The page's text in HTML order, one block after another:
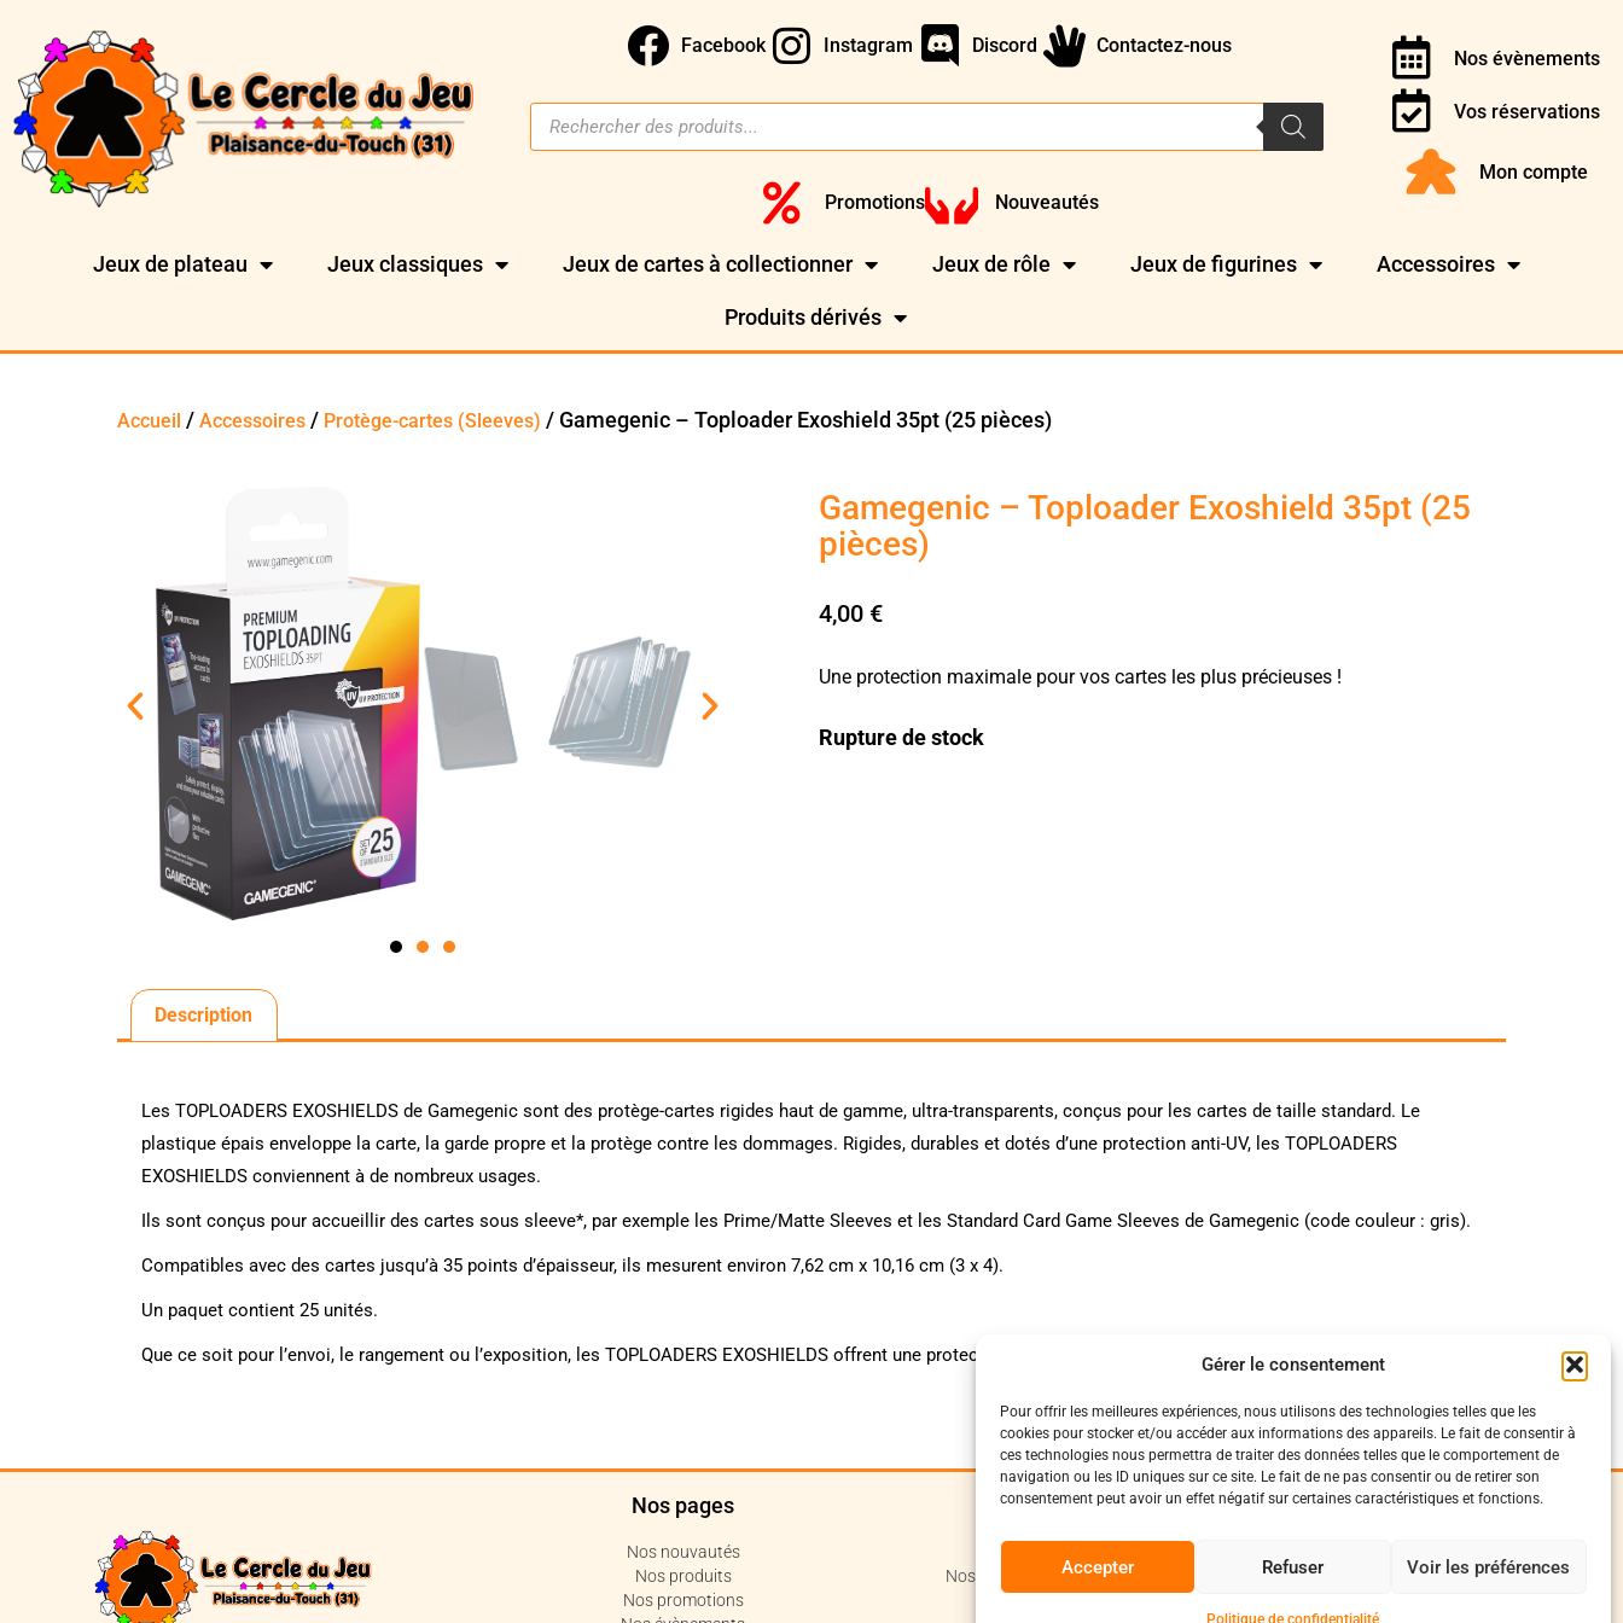
Gérer le consentement
Pour offrir les meilleures expériences, nous utilisons des technologies telles que les
cookies pour stocker et/ou accéder aux informations des appareils. Le fait de consentir à
ces technologies nous permettra de traiter des données telles que le comportement de
navigation ou les ID uniques sur ce site. Le fait de ne pas consentir ou de retirer son
consentement peut avoir un effet négatif sur certaines caractéristiques et fonctions.
Accepter Refuser Voir les préférences
Politique de confidentialité
Facebook Instagram Discord Contactez-nous
Promotions Nouveautés
Nos évènements
Vos réservations
Mon compte
Jeux de plateau Jeux classiques Jeux de cartes à collectionner Jeux de rôle Jeux de figurines Accessoires
Produits dérivés
Accueil /Accessoires / Protège-cartes (Sleeves) / Gamegenic – Toploader Exoshield 35pt (25 pièces)
Gamegenic – Toploader Exoshield 35pt (25
pièces)
4,00 €
Une protection maximale pour vos cartes les plus précieuses !
Rupture de stock
Description
Les TOPLOADERS EXOSHIELDS de Gamegenic sont des protège-cartes rigides haut de gamme, ultra-transparents, conçus pour les cartes de taille standard. Le
plastique épais enveloppe la carte, la garde propre et la protège contre les dommages. Rigides, durables et dotés d’une protection anti-UV, les TOPLOADERS
EXOSHIELDS conviennent à de nombreux usages.
Ils sont conçus pour accueillir des cartes sous sleeve*, par exemple les Prime/Matte Sleeves et les Standard Card Game Sleeves de Gamegenic (code couleur : gris).
Compatibles avec des cartes jusqu’à 35 points d’épaisseur, ils mesurent environ 7,62 cm x 10,16 cm (3 x 4).
Un paquet contient 25 unités.
Que ce soit pour l’envoi, le rangement ou l’exposition, les TOPLOADERS EXOSHIELDS offrent une protection optimale à vos cartes les plus précieuses !
Nos pages
Nos nouvautés
Nos produits
Nos promotions
Politiques
Politique de confidentialité
Nos conditions de vente et livraison
Code de conduite
Suivez-Nous
Facebook